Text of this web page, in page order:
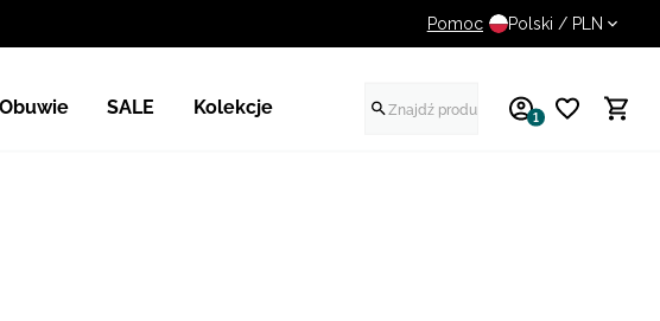
UWAGA NA FAŁSZYWE
Pomoc Polski / PLN
Obuwie SALE Kolekcje 1